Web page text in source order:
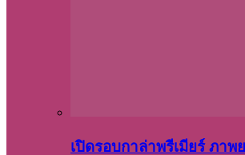
เปิดรอบกาล่าพรีเมียร์ ภาพ